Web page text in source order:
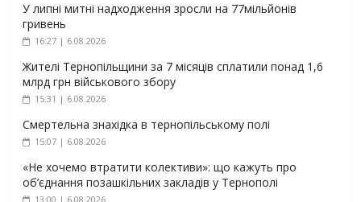
У липні митні надходження зросли на 77мільйонів
гривень
16:27 | 6.08.2026
Жителі Тернопільщини за 7 місяців сплатили понад 1,6
млрд грн військового збору
15:31 | 6.08.2026
Смертельна знахідка в тернопільському полі
15:07 | 6.08.2026
«Не хочемо втратити колективи»: що кажуть про
об’єднання позашкільних закладів у Тернополі
13:00 | 6.08.2026